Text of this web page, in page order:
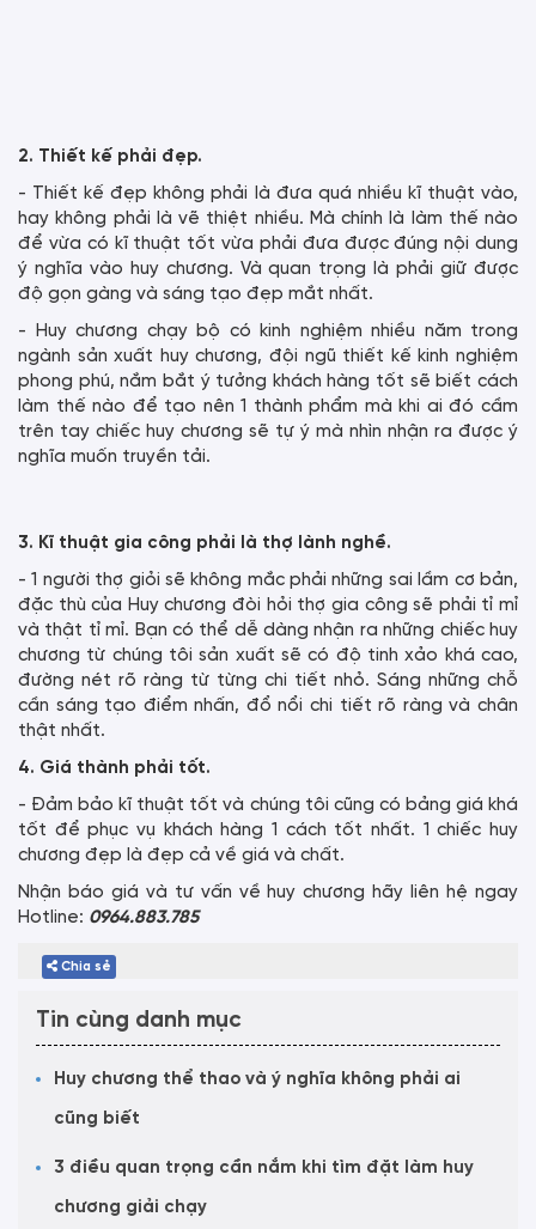
2. Thiết kế phải đẹp.
- Thiết kế đẹp không phải là đưa quá nhiều kĩ thuật vào,
hay không phải là vẽ thiệt nhiều. Mà chính là làm thế nào
để vừa có kĩ thuật tốt vừa phải đưa được đúng nội dung
ý nghĩa vào huy chương. Và quan trọng là phải giữ được
độ gọn gàng và sáng tạo đẹp mắt nhất.
- Huy chương chạy bộ có kinh nghiệm nhiều năm trong
ngành sản xuất huy chương, đội ngũ thiết kế kinh nghiệm
phong phú, nắm bắt ý tưởng khách hàng tốt sẽ biết cách
làm thế nào để tạo nên 1 thành phẩm mà khi ai đó cầm
trên tay chiếc huy chương sẽ tự ý mà nhìn nhận ra được ý
nghĩa muốn truyền tải.
3. Kĩ thuật gia công phải là thợ lành nghề.
- 1 người thợ giỏi sẽ không mắc phải những sai lầm cơ bản,
đặc thù của Huy chương đòi hỏi thợ gia công sẽ phải tỉ mỉ
và thật tỉ mỉ. Bạn có thể dễ dàng nhận ra những chiếc huy
chương từ chúng tôi sản xuất sẽ có độ tinh xảo khá cao,
đường nét rõ ràng từ từng chi tiết nhỏ. Sáng những chỗ
cần sáng tạo điểm nhấn, đổ nổi chi tiết rõ ràng và chân
thật nhất.
4. Giá thành phải tốt.
- Đảm bảo kĩ thuật tốt và chúng tôi cũng có bảng giá khá
tốt để phục vụ khách hàng 1 cách tốt nhất. 1 chiếc huy
chương đẹp là đẹp cả về giá và chất.
Nhận báo giá và tư vấn về huy chương hãy liên hệ ngay
Hotline: 0964.883.785
Chia sẻ
Tin cùng danh mục
Huy chương thể thao và ý nghĩa không phải ai
cũng biết
3 điều quan trọng cần nắm khi tìm đặt làm huy
chương giải chạy